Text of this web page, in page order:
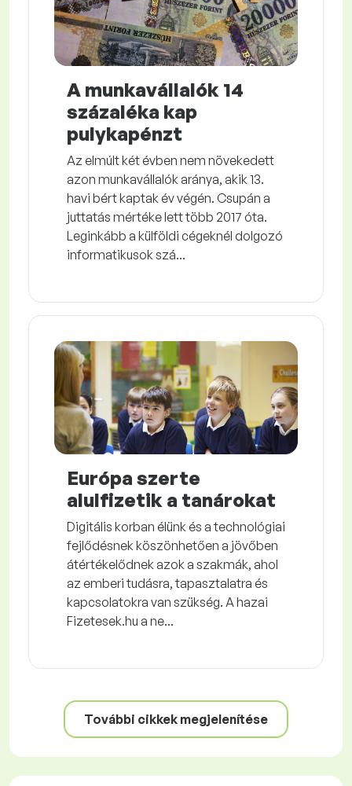
A munkavállalók 14
százaléka kap
pulykapénzt
Az elmúlt két évben nem növekedett
azon munkavállalók aránya, akik 13.
havi bért kaptak év végén. Csupán a
juttatás mértéke lett több 2017 óta.
Leginkább a külföldi cégeknél dolgozó
informatikusok szá...
Európa szerte
alulfizetik a tanárokat
Digitális korban élünk és a technológiai
fejlődésnek köszönhetően a jövőben
átértékelődnek azok a szakmák, ahol
az emberi tudásra, tapasztalatra és
kapcsolatokra van szükség. A hazai
Fizetesek.hu a ne...
További cikkek megjelenítése